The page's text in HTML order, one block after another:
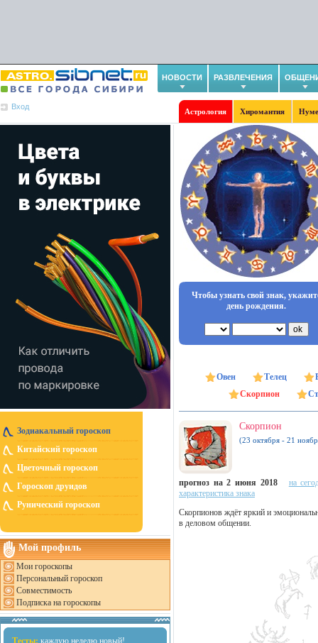
НОВОСТИ РАЗВЛЕЧЕНИЯ
Вход
Астрология Хиромантия
Зодиакальный гороскоп
Китайский гороскоп
Цветочный гороскоп
Гороскоп друидов
Рунический гороскоп
Мой профиль
Мои гороскопы
Персональный гороскоп
Совместимость
Подписка на гороскопы
Тесты: каждую неделю новый!
Чтобы узнать свой знак,
день рождения.
Овен Телец
Скорпион
Скорпион
(23 октября - 21
прогноз на 2 июня 2018
на
характеристика знака
Скорпионов ждёт яркий и
в деловом общении.